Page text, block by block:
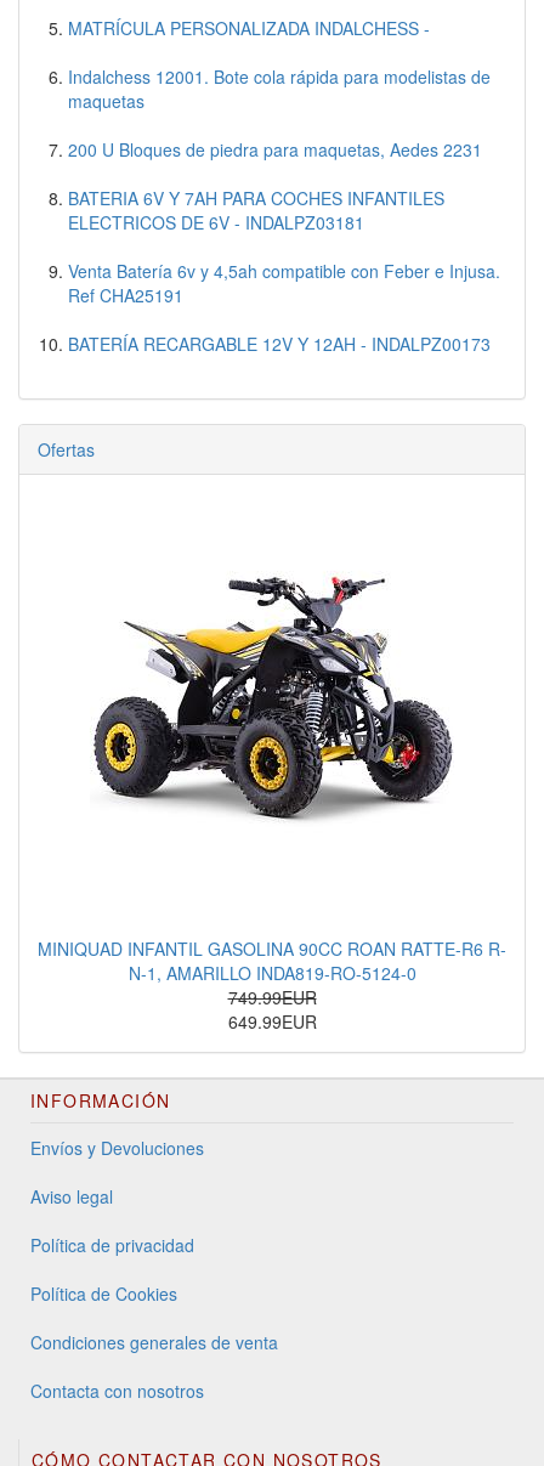
MATRÍCULA PERSONALIZADA INDALCHESS -
Indalchess 12001. Bote cola rápida para modelistas de
maquetas
200 U Bloques de piedra para maquetas, Aedes 2231
BATERIA 6V Y 7AH PARA COCHES INFANTILES
ELECTRICOS DE 6V - INDALPZ03181
Venta Batería 6v y 4,5ah compatible con Feber e Injusa.
Ref CHA25191
BATERÍA RECARGABLE 12V Y 12AH - INDALPZ00173
Ofertas
MINIQUAD INFANTIL GASOLINA 90CC ROAN RATTE-R6 R-
N-1, AMARILLO INDA819-RO-5124-0
749.99EUR
649.99EUR
INFORMACIÓN
Envíos y Devoluciones
Aviso legal
Política de privacidad
Política de Cookies
Condiciones generales de venta
Contacta con nosotros
CÓMO CONTACTAR CON NOSOTROS